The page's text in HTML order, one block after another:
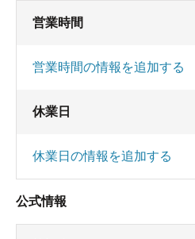
営業時間
営業時間の情報を追加する
休業日
休業日の情報を追加する
公式情報